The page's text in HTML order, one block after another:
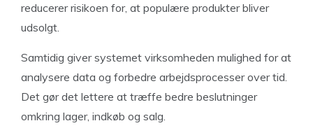
reducerer risikoen for, at populære produkter bliver
udsolgt.
Samtidig giver systemet virksomheden mulighed for at
analysere data og forbedre arbejdsprocesser over tid.
Det gør det lettere at træffe bedre beslutninger
omkring lager, indkøb og salg.